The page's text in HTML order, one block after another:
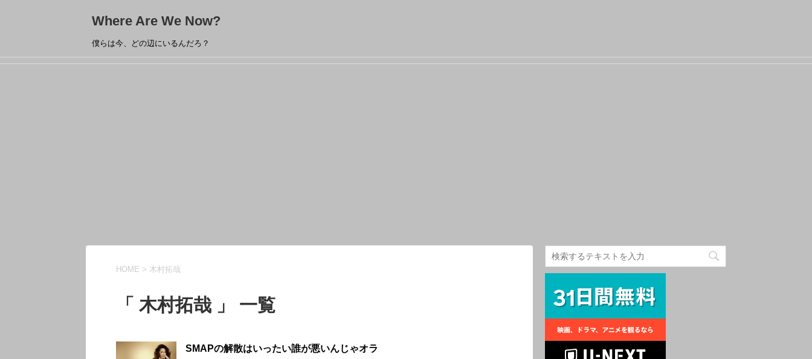
Where Are We Now?
僕らは今、どの辺にいるんだろ？
HOME > 木村拓哉
「 木村拓哉 」 一覧
SMAPの解散はいったい誰が悪いんじゃオラ